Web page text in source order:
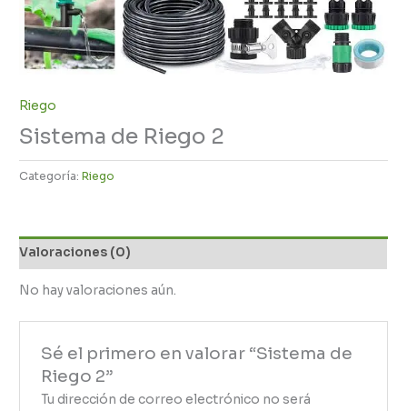
Riego
Sistema de Riego 2
Categoría:Riego
Valoraciones (0)
No hay valoraciones aún.
Sé el primero en valorar “Sistema de
Riego 2”
Tu dirección de correo electrónico no será